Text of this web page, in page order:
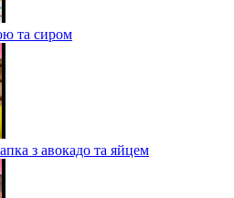
та сиром
з авокадо та яйцем